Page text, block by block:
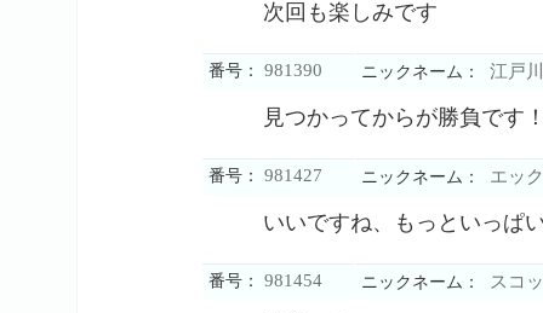
次回も楽しみです
番号： 981390 ニックネーム： 江戸川
見つかってからが勝負です
番号： 981427 ニックネーム： エッ
いいですね、もっといっぱ
番号： 981454 ニックネーム： スコ